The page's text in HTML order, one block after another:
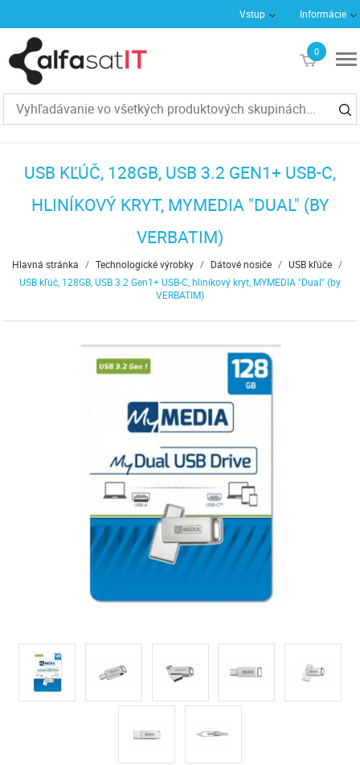
Vstup Informácie
0
€0
USB KĽÚČ, 128GB, USB 3.2 GEN1+ USB-C,
HLINÍKOVÝ KRYT, MYMEDIA "DUAL" (BY
VERBATIM)
Hlavná stránka / Technologické výrobky / Dátové nosiče / USB kľúče /
USB kľúč, 128GB, USB 3.2 Gen1+ USB-C, hliníkový kryt, MYMEDIA "Dual" (by
VERBATIM)